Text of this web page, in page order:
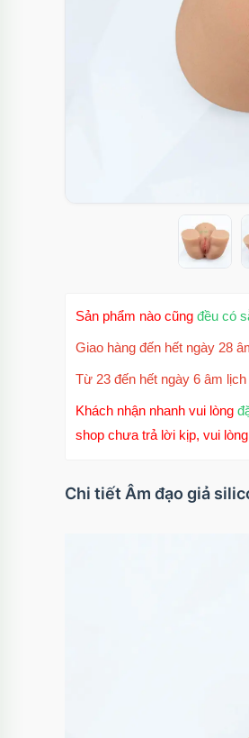
Sản phẩm nào cũng đều có
Giao hàng đến hết ngày 28
Từ 23 đến hết ngày 6 âm
Khách nhận nhanh vui lòng
shop chưa trả lời kịp, vui
Chi tiết Âm đạo giả